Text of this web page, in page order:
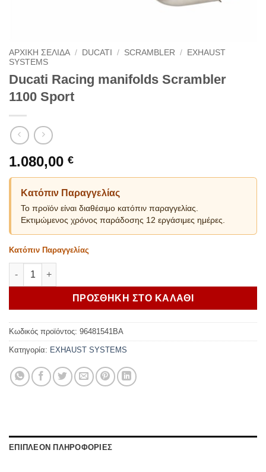
ΑΡΧΙΚΗ ΣΕΛΙΔΑ / DUCATI / SCRAMBLER / EXHAUST
SYSTEMS
Ducati Racing manifolds Scrambler
1100 Sport
1.080,00 €
Κατόπιν Παραγγελίας
Το προϊόν είναι διαθέσιμο κατόπιν παραγγελίας.
Εκτιμώμενος χρόνος παράδοσης 12 εργάσιμες ημέρες.
Κατόπιν Παραγγελίας
Ducati Racing manifolds Scrambler 1100 Sport ποσότητα
ΠΡΟΣΘΗΚΗ ΣΤΟ ΚΑΛΑΘΙ
Κωδικός προϊόντος: 96481541BA
Κατηγορία: EXHAUST SYSTEMS
ΕΠΙΠΛΕΟΝ ΠΛΗΡΟΦΟΡΙΕΣ